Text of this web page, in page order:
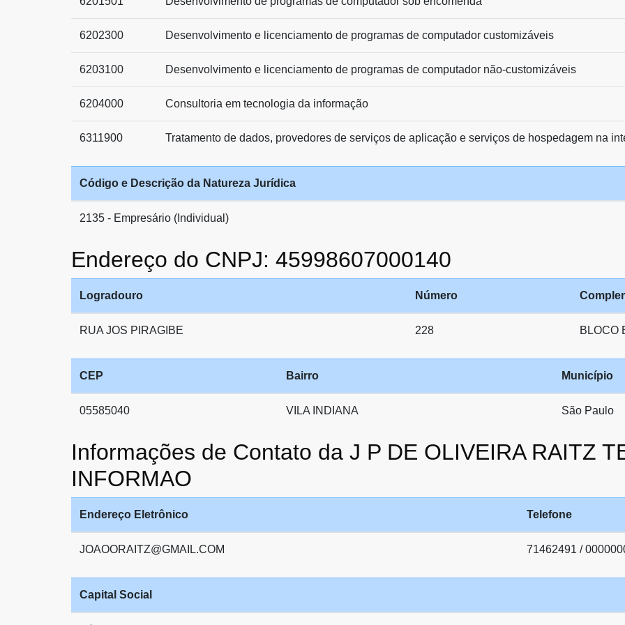
6202300 Desenvolvimento e licenciamento de programas de computador customizáveis
6203100 Desenvolvimento e licenciamento de programas de computador não-customizáveis
6204000 Consultoria em tecnologia da informação
6311900 Tratamento de dados, provedores de serviços de aplicação e serviços de hospedagem na
Código e Descrição da Natureza Jurídica
2135 - Empresário (Individual)
Endereço do CNPJ: 45998607000140
Logradouro Número
RUA JOS PIRAGIBE 228 BLOCO
CEP Bairro Município
05585040 VILA INDIANA São Paulo
Informações de Contato da J P DE OLIVEIRA RAITZ
INFORMAO
Endereço Eletrônico Telefone
JOAOORAITZ@GMAIL.COM 71462491 /
Capital Social